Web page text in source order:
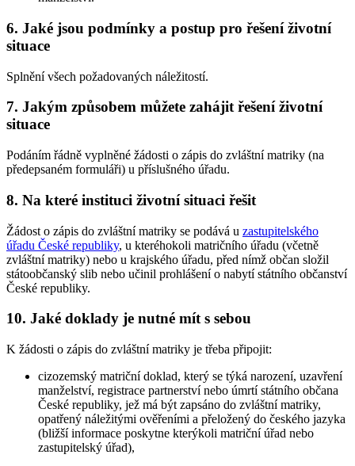
6. Jaké jsou podmínky a postup pro řešení životní
situace
Splnění všech požadovaných náležitostí.
7. Jakým způsobem můžete zahájit řešení životní
situace
Podáním řádně vyplněné žádosti o zápis do zvláštní matriky (na
předepsaném formuláři) u příslušného úřadu.
8. Na které instituci životní situaci řešit
Žádost o zápis do zvláštní matriky se podává u zastupitelského
úřadu České republiky, u kteréhokoli matričního úřadu (včetně
zvláštní matriky) nebo u krajského úřadu, před nímž občan složil
státoobčanský slib nebo učinil prohlášení o nabytí státního občanství
České republiky.
10. Jaké doklady je nutné mít s sebou
K žádosti o zápis do zvláštní matriky je třeba připojit:
cizozemský matriční doklad, který se týká narození, uzavření
manželství, registrace partnerství nebo úmrtí státního občana
České republiky, jež má být zapsáno do zvláštní matriky,
opatřený náležitými ověřeními a přeložený do českého jazyka
(bližší informace poskytne kterýkoli matriční úřad nebo
zastupitelský úřad),